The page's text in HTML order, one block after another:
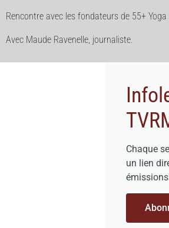
Rencontre avec les fondateurs de 55+ Yoga
Avec Maude Ravenelle, journaliste.
Chaque
un lien